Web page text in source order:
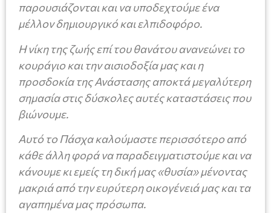
παρουσιάζονται και να υποδεχτούμε ένα
μέλλον δημιουργικό και ελπιδοφόρο.
Η νίκη της ζωής επί του θανάτου ανανεώνει το
κουράγιο και την αισιοδοξία μας και η
προσδοκία της Ανάστασης αποκτά μεγαλύτερη
σημασία στις δύσκολες αυτές καταστάσεις που
βιώνουμε.
Αυτό το Πάσχα καλούμαστε περισσότερο από
κάθε άλλη φορά να παραδειγματιστούμε και να
κάνουμε κι εμείς τη δική μας «θυσία» μένοντας
μακριά από την ευρύτερη οικογένειά μας και τα
αγαπημένα μας πρόσωπα.